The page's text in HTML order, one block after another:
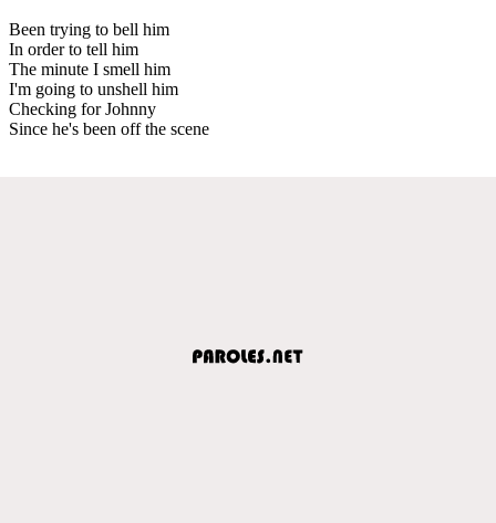
Been trying to bell him
In order to tell him
The minute I smell him
I'm going to unshell him
Checking for Johnny
Since he's been off the scene